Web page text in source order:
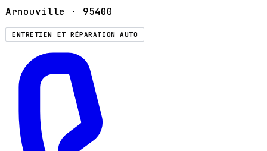
Arnouville · 95400
ENTRETIEN ET RÉPARATION AUTO